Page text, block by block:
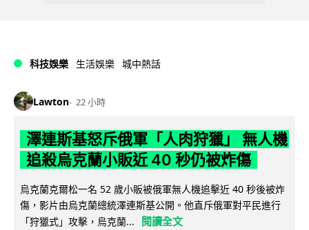
科技娛樂 生活娛樂 城中熱話
Lawton 22 小時
澤連斯基怒斥俄軍「人肉狩獵」 無人機
追殺烏克蘭小販近 40 秒仍被炸傷
烏克蘭克爾松一名 52 歲小販被俄軍無人機追擊近 40 秒後被炸
傷，影片由烏克蘭總統澤連斯基公開。他直斥俄軍對平民進行
「狩獵式」攻擊，烏克蘭...
閱讀全文